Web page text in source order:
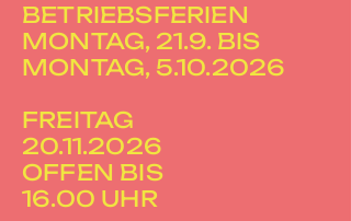
BETRIEBSFERIEN
MONTAG, 21.9. BIS
MONTAG, 5.10.2026
FREITAG
20.11.2026
OFFEN BIS
16.00 UHR